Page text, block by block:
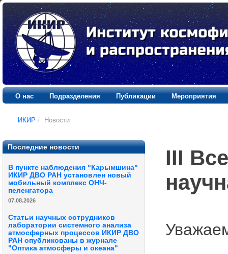
О нас Подразделения Публикации Мероприятия
ИКИР / Новости
Последние новости
В пункте наблюдения "Карымшина"
ИКИР ДВО РАН установлен новый
мобильный комплекс ОНЧ-
пеленгатора
07.08.2026
Статьи научных сотрудников
лаборатории системного анализа
атмосферных процессов ИКИР ДВО
РАН опубликованы в журнале
"Оптика атмосферы и океана"
III